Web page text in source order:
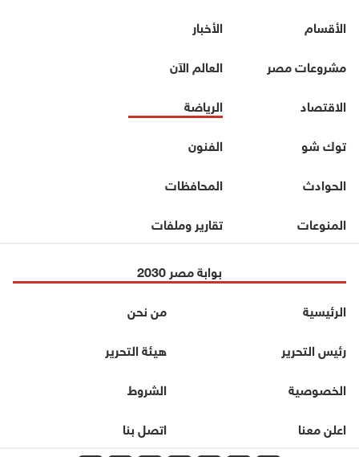
الأقسام
الأخبار
مشروعات مصر
العالم الآن
الاقتصاد
الرياضة
توك شو
الفنون
الحوادث
المحافظات
المنوعات
تقارير وملفات
بوابة مصر 2030
الرئيسية
من نحن
رئيس التحرير
هيئة التحرير
الخصوصية
الشروط
اعلن معنا
اتصل بنا